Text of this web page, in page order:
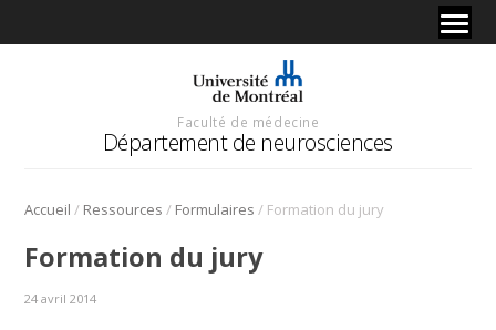
Faculté de médecine
Département de neurosciences
Accueil / Ressources / Formulaires / Formation du jury
Formation du jury
24 avril 2014